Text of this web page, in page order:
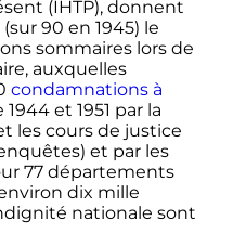
(IHTP), donnent
(sur 90 en 1945) le
sommaireslors de
auxquelles
condamnations à
et 1951 par la
les cours de justice
et par les
77 départements
dix mille
nationale sont